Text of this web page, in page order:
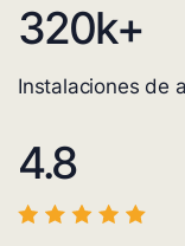
320k+
Instalaciones de
4.8